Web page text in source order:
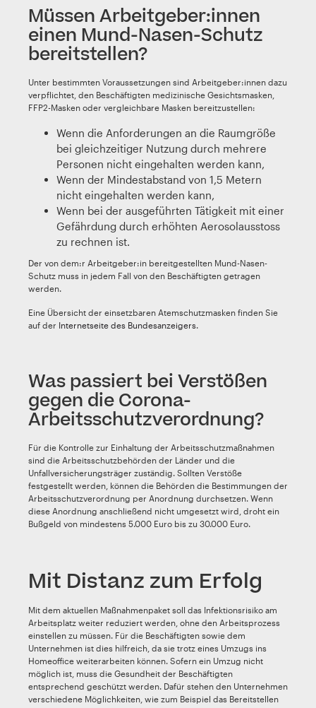
Müssen Arbeitgeber:innen
einen Mund-Nasen-Schutz
bereitstellen?
Unter bestimmten Voraussetzungen sind Arbeitgeber:innen dazu
verpflichtet, den Beschäftigten medizinische Gesichtsmasken,
FFP2-Masken oder vergleichbare Masken bereitzustellen:
Wenn die Anforderungen an die Raumgröße
bei gleichzeitiger Nutzung durch mehrere
Personen nicht eingehalten werden kann,
Wenn der Mindestabstand von 1,5 Metern
nicht eingehalten werden kann,
Wenn bei der ausgeführten Tätigkeit mit einer
Gefährdung durch erhöhten Aerosolausstoss
zu rechnen ist.
Der von dem:r Arbeitgeber:in bereitgestellten Mund-Nasen-
Schutz muss in jedem Fall von den Beschäftigten getragen
werden.
Eine Übersicht der einsetzbaren Atemschutzmasken finden Sie
auf der Internetseite des Bundesanzeigers.
Was passiert bei Verstößen
gegen die Corona-
Arbeitsschutzverordnung?
Für die Kontrolle zur Einhaltung der Arbeitsschutzmaßnahmen
sind die Arbeitsschutzbehörden der Länder und die
Unfallversicherungsträger zuständig. Sollten Verstöße
festgestellt werden, können die Behörden die Bestimmungen der
Arbeitsschutzverordnung per Anordnung durchsetzen. Wenn
diese Anordnung anschließend nicht umgesetzt wird, droht ein
Bußgeld von mindestens 5.000 Euro bis zu 30.000 Euro.
Mit Distanz zum Erfolg
Mit dem aktuellen Maßnahmenpaket soll das Infektionsrisiko am
Arbeitsplatz weiter reduziert werden, ohne den Arbeitsprozess
einstellen zu müssen. Für die Beschäftigten sowie dem
Unternehmen ist dies hilfreich, da sie trotz eines Umzugs ins
Homeoffice weiterarbeiten können. Sofern ein Umzug nicht
möglich ist, muss die Gesundheit der Beschäftigten
entsprechend geschützt werden. Dafür stehen den Unternehmen
verschiedene Möglichkeiten, wie zum Beispiel das Bereitstellen